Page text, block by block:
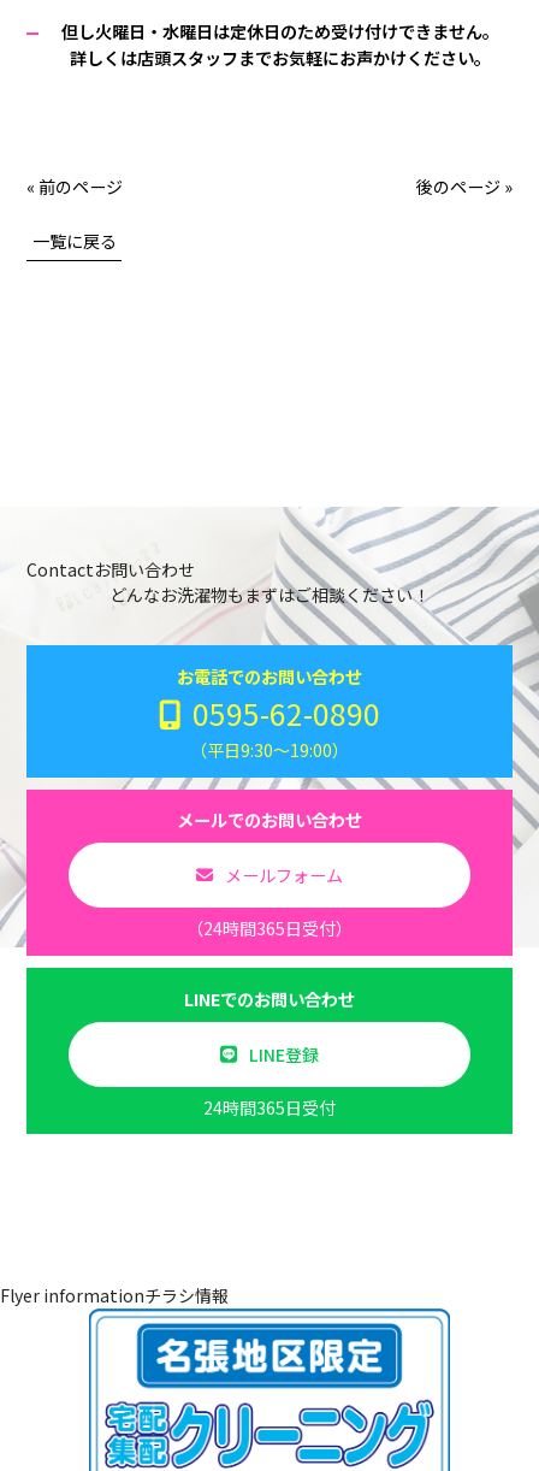
但し火曜日・水曜日は定休日のため受け付けできません。
詳しくは店頭スタッフまでお気軽にお声かけください。
« 前のページ 後のページ »
一覧に戻る
Contactお問い合わせ
どんなお洗濯物もまずはご相談ください！
お電話でのお問い合わせ
0595-62-0890
（平日9:30～19:00）
メールでのお問い合わせ
メールフォーム
（24時間365日受付）
LINEでのお問い合わせ
LINE登録
24時間365日受付
Flyer informationチラシ情報